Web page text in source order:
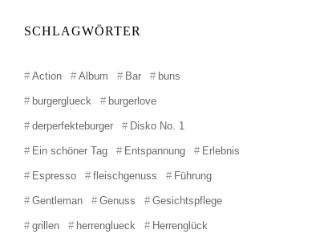
SCHLAGWÖRTER
Action Album Bar buns
burgerglueck burgerlove
derperfekteburger Disko No. 1
Ein schöner Tag Entspannung Erlebnis
Espresso fleischgenuss Führung
Gentleman Genuss Gesichtspflege
grillen herrenglueck Herrenglück